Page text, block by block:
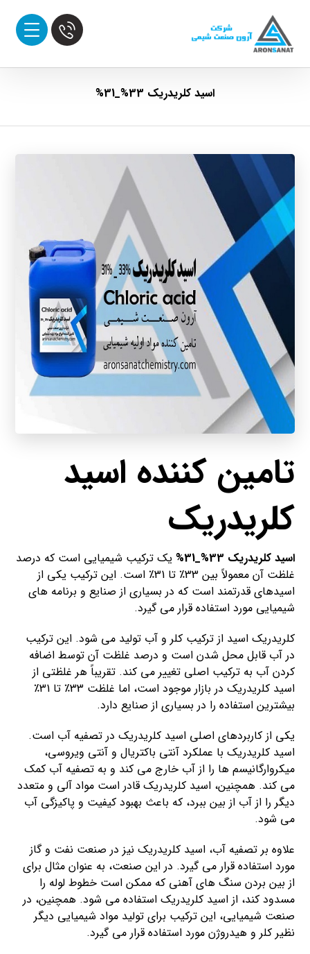
اسید کلریدریک 33%_31%
تامین کننده اسید
کلریدریک
اسید کلریدریک 33%_31%
یک ترکیب شیمیایی است که درصد
غلظت آن معمولاً بین 33٪ تا 31٪ است. این ترکیب یکی از
اسیدهای قدرتمند است که در بسیاری از صنایع و برنامه های
شیمیایی مورد استفاده قرار می گیرد.
کلریدریک اسید از ترکیب کلر و آب تولید می شود. این ترکیب
در آب قابل محل شدن است و درصد غلظت آن توسط اضافه
کردن آب به ترکیب اصلی تغییر می کند. تقریباً هر غلظتی از
اسید کلریدریک در بازار موجود است، اما غلظت 33٪ تا 31٪
بیشترین استفاده را در بسیاری از صنایع دارد.
یکی از کاربردهای اصلی اسید کلریدریک در تصفیه آب است.
اسید کلریدریک با عملکرد آنتی باکتریال و آنتی ویروسی،
میکروارگانیسم ها را از آب خارج می کند و به تصفیه آب کمک
می کند. همچنین، اسید کلریدریک قادر است مواد آلی و متعدد
دیگر را از آب از بین ببرد، که باعث بهبود کیفیت و پاکیزگی آب
می شود.
علاوه بر تصفیه آب، اسید کلریدریک نیز در صنعت نفت و گاز
مورد استفاده قرار می گیرد. در این صنعت، به عنوان مثال برای
از بین بردن سنگ های آهنی که ممکن است خطوط لوله را
مسدود کند، از اسید کلریدریک استفاده می شود. همچنین، در
صنعت شیمیایی، این ترکیب برای تولید مواد شیمیایی دیگر
نظیر کلر و هیدروژن مورد استفاده قرار می گیرد.